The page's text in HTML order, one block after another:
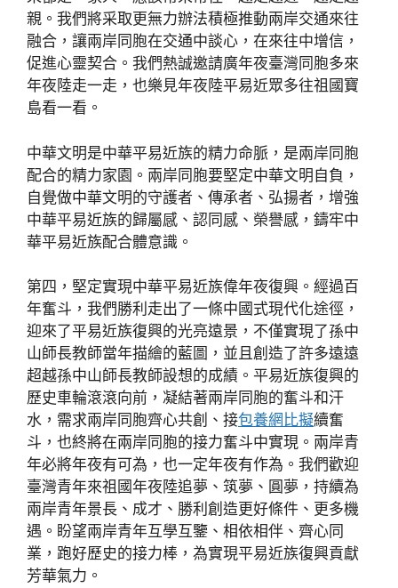
親。我們將采取更無力辦法積極推動兩岸交通來往
融合，讓兩岸同胞在交通中談心，在來往中增信，
促進心靈契合。我們熱誠邀請廣年夜臺灣同胞多來
年夜陸走一走，也樂見年夜陸平易近眾多往祖國寶
島看一看。
中華文明是中華平易近族的精力命脈，是兩岸同胞
配合的精力家園。兩岸同胞要堅定中華文明自負，
自覺做中華文明的守護者、傳承者、弘揚者，增強
中華平易近族的歸屬感、認同感、榮譽感，鑄牢中
華平易近族配合體意識。
第四，堅定實現中華平易近族偉年夜復興。經過百
年奮斗，我們勝利走出了一條中國式現代化途徑，
迎來了平易近族復興的光亮遠景，不僅實現了孫中
山師長教師當年描繪的藍圖，並且創造了許多遠遠
超越孫中山師長教師設想的成績。平易近族復興的
歷史車輪滾滾向前，凝結著兩岸同胞的奮斗和汗
水，需求兩岸同胞齊心共創、接包養網比擬續奮
斗，也終將在兩岸同胞的接力奮斗中實現。兩岸青
年必將年夜有可為，也一定年夜有作為。我們歡迎
臺灣青年來祖國年夜陸追夢、筑夢、圓夢，持續為
兩岸青年景長、成才、勝利創造更好條件、更多機
遇。盼望兩岸青年互學互鑒、相依相伴、齊心同
業，跑好歷史的接力棒，為實現平易近族復興貢獻
芳華氣力。